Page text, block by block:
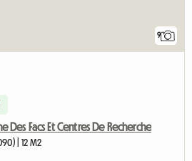
9
Des Facs Et Centres De Recherche
| 12 M2